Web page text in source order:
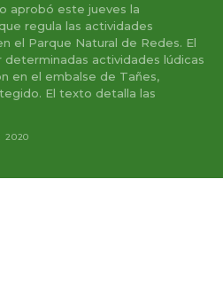
aprobó este jueves la
regula las actividades
el Parque Natural de Redes. El
actividades lúdicas
en el embalse de Tañes,
las
2020